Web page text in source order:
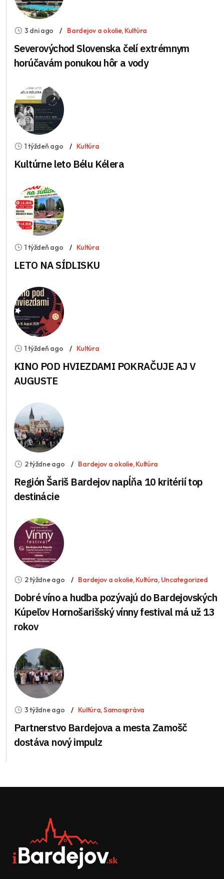
3 dni ago Bardejov a okolie, Kultúra
Severovýchod Slovenska čelí extrémnym
horúčavám ponukou hôr a vody
1 týždeň ago Kultúra
Kultúrne leto Bélu Kélera
1 týždeň ago Kultúra
LETO NA SÍDLISKU
1 týždeň ago Kultúra
KINO POD HVIEZDAMI POKRAČUJE AJ V
AUGUSTE
2 týždne ago Bardejov a okolie,Kultúra
Región Šariš Bardejov napĺňa 10 kritérií top
destinácie
2 týždne ago Bardejov a okolie,Kultúra, Uncategorized
Dobré víno a hudba pozývajú do Bardejovských
Kúpeľov Hornošarišský vínny festival má už 13
rokov
3 týždne ago Kultúra,Samospráva
Partnerstvo Bardejova a mesta Zamošč
dostáva nový impulz